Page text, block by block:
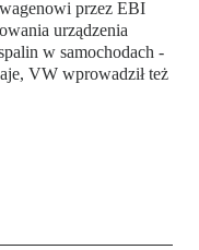
przez EBI
urządzenia
w samochodach -
VW wprowadził też